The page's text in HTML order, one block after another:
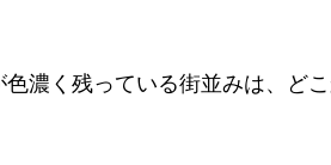
濃く残っている街並みは、ど